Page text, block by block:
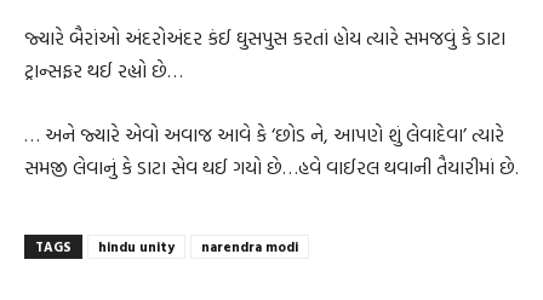
જ્યારે બૈરાંઓ અંદરોઅંદર કંઈ ઘુસપુસ કરતાં હોય ત્યારે સમજવું કે ડાટા
ટ્રાન્સફર થઈ રહ્યો છે…
… અને જ્યારે એવો અવાજ આવે કે ‘છોડ ને, આપણે શું લેવાદેવા’ ત્યારે
સમજી લેવાનું કે ડાટા સેવ થઈ ગયો છે…હવે વાઈરલ થવાની તૈયારીમાં છે.
TAGS hindu unity narendra modi